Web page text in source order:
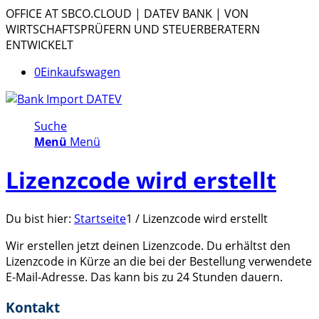
OFFICE AT SBCO.CLOUD | DATEV BANK | VON
WIRTSCHAFTSPRÜFERN UND STEUERBERATERN
ENTWICKELT
0Einkaufswagen
Suche
Menü Menü
Lizenzcode wird erstellt
Du bist hier: Startseite1 / Lizenzcode wird erstellt
Wir erstellen jetzt deinen Lizenzcode. Du erhältst den
Lizenzcode in Kürze an die bei der Bestellung verwendete
E-Mail-Adresse. Das kann bis zu 24 Stunden dauern.
Kontakt